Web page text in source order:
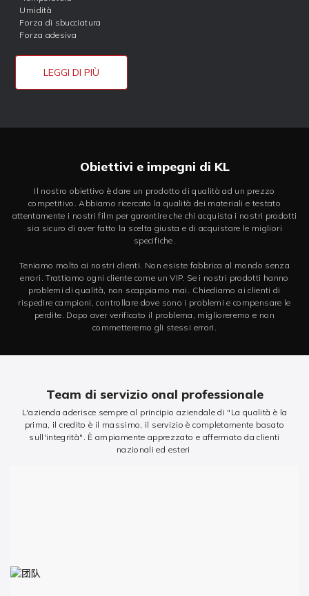
Umidità
Forza di sbucciatura
Forza adesiva
LEGGI DI PIÙ
Obiettivi e impegni di KL
Il nostro obiettivo è dare un prodotto di qualità ad un prezzo
competitivo. Abbiamo ricercato la qualità dei materiali e testato
attentamente i nostri film per garantire che chi acquista i nostri prodotti
sia sicuro di aver fatto la scelta giusta e di acquistare le migliori
specifiche.
Teniamo molto ai nostri clienti. Non esiste fabbrica al mondo senza
errori. Trattiamo ogni cliente come un VIP. Se i nostri prodotti hanno
problemi di qualità, non scappiamo mai. Chiediamo ai clienti di
rispedire campioni, controllare dove sono i problemi e compensare le
perdite. Dopo aver verificato il problema, miglioreremo e non
commetteremo gli stessi errori.
Team di servizio onal professionale
L'azienda aderisce sempre al principio aziendale di "La qualità è la
prima, il credito è il massimo, il servizio è completamente basato
sull'integrità". È ampiamente apprezzato e affermato da clienti
nazionali ed esteri